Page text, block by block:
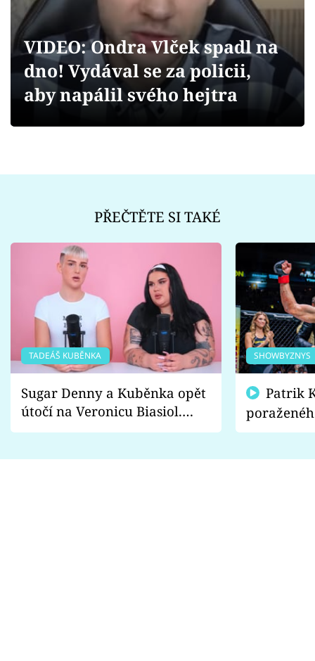
Videa
Sledujte prima+
VIDEO: Ondra Vlček spadl na
dno! Vydával se za policii,
aby napálil svého hejtra
PŘEČTĚTE SI TAKÉ
TADEÁŠ KUBĚNKA
Sugar Denny a Kuběnka opět
útočí na Veronicu Biasiol.
Proč je podle nich falešná a
SHOWBYZNYS
fanoušci